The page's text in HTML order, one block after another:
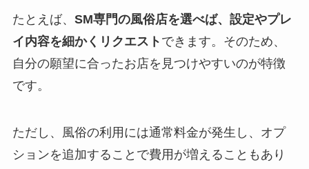
たとえば、 SM専門の風俗店を選べば、設定やプレ
イ内容を細かくリクエスト できます。そのため、
自分の願望に合ったお店を見つけやすいのが特徴
です。
ただし、風俗の利用には通常料金が発生し、オプ
ションを追加することで費用が増えることもあり